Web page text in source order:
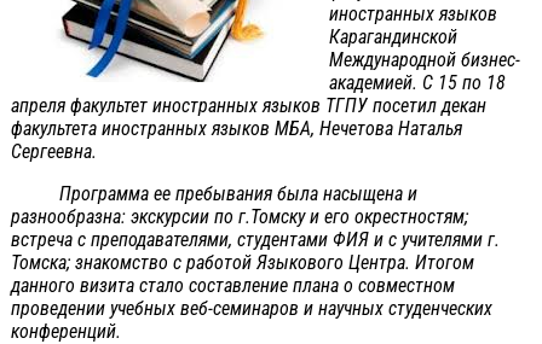
иностранных языков
Карагандинской
Международной бизнес-
академией. C 15 по 18
апреля факультет иностранных языков ТГПУ посетил декан
факультета иностранных языков МБА, Нечетова Наталья
Сергеевна.
Программа ее пребывания была насыщена и
разнообразна: экскурсии по г.Томску и его окрестностям;
встреча с преподавателями, студентами ФИЯ и с учителями г.
Томска; знакомство с работой Языкового Центра. Итогом
данного визита стало составление плана о совместном
проведении учебных веб-семинаров и научных студенческих
конференций.